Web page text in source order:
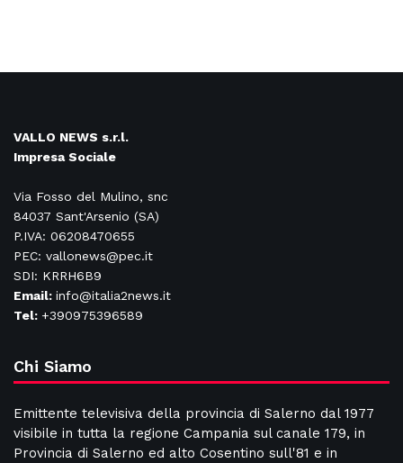
VALLO NEWS s.r.l.
Impresa Sociale
Via Fosso del Mulino, snc
84037 Sant'Arsenio (SA)
P.IVA: 06208470655
PEC: vallonews@pec.it
SDI: KRRH6B9
Email: info@italia2news.it
Tel: +390975396589
Chi Siamo
Emittente televisiva della provincia di Salerno dal 1977
visibile in tutta la regione Campania sul canale 179, in
Provincia di Salerno ed alto Cosentino sull'81 e in